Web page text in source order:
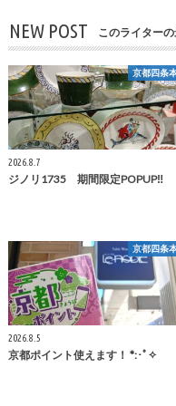
NEW POST このライター
京都四条
2026.8.7
ジノリ1735 期間限定POPUP‼
京都四条
2026.8.5
京都ポイント使えます！ *:･ﾟ✧